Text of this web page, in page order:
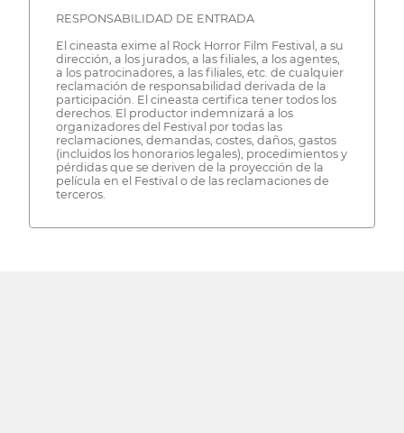
RESPONSABILIDAD DE ENTRADA
El cineasta exime al Rock Horror Film Festival, a su
dirección, a los jurados, a las filiales, a los agentes,
a los patrocinadores, a las filiales, etc. de cualquier
reclamación de responsabilidad derivada de la
participación. El cineasta certifica tener todos los
derechos. El productor indemnizará a los
organizadores del Festival por todas las
reclamaciones, demandas, costes, daños, gastos
(incluidos los honorarios legales), procedimientos y
pérdidas que se deriven de la proyección de la
película en el Festival o de las reclamaciones de
terceros.